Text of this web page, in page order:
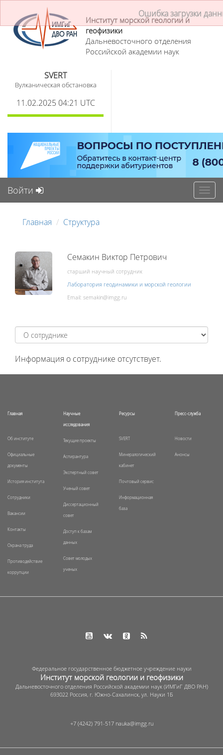
Ошибка загрузки
Институт морской геологии и
геофизики
Дальневосточного отделения
Российской академии наук
SVERT
Вулканическая обстановка
11.02.2025 04:21 UTC
Войти
Главная Структура
Семакин Виктор Петрович
старший научный сотрудник
Лаборатория геодинамики и морской геологии
Email:
Информация о сотруднике отсутствует.
Главная
Об институте
Официальные
документы
История института
Сотрудники
Вакансии
Контакты
Охрана труда
Противодействие
коррупции
Научные
исследования
Текущие проекты
Аспирантура
Экспертный совет
Ученый совет
Диссертационный
совет
Доступ к базам
данных
Совет молодых
ученых
Ресурсы
SVERT
Минералогический
кабинет
Почтовый сервис
Информационная
база
Пресс-служба
Новости
Анонсы
Федеральное государственное бюджетное учреждение науки
Институт морской геологии и геофизики
Дальневосточного отделения Российской академии наук (ИМГиГ ДВО РАН)
693022 Россия, г. Южно-Сахалинск, ул. Науки 1Б
+7 (4242) 791-517